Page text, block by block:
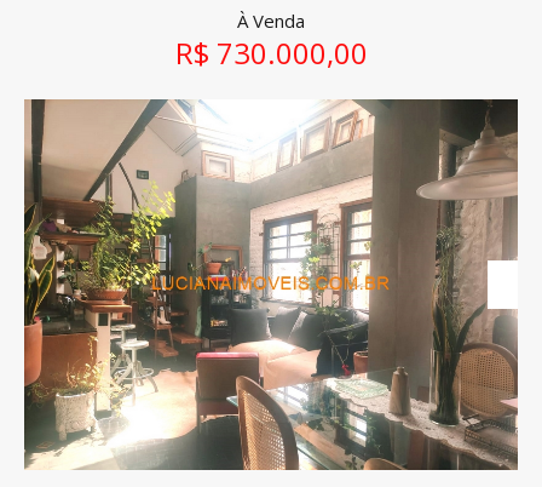
À Venda
R$ 730.000,00